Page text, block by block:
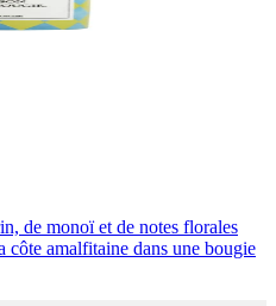
de monoï et de notes florales
côte amalfitaine dans une bougie